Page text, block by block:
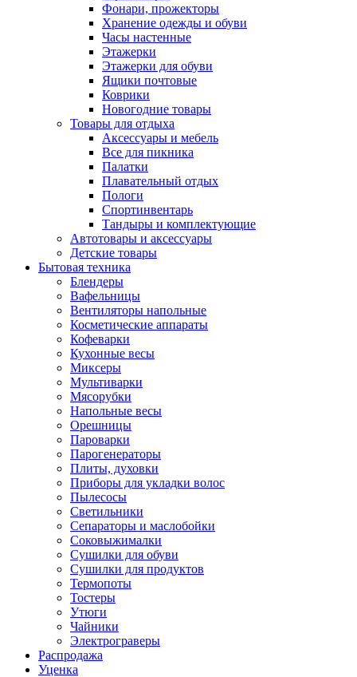
Фонари, прожекторы
Хранение одежды и обуви
Часы настенные
Этажерки
Этажерки для обуви
Ящики почтовые
Коврики
Новогодние товары
Товары для отдыха
Аксессуары и мебель
Все для пикника
Палатки
Плавательный отдых
Пологи
Спортинвентарь
Тандыры и комплектующие
Автотовары и аксессуары
Детские товары
Бытовая техника
Блендеры
Вафельницы
Вентиляторы напольные
Косметические аппараты
Кофеварки
Кухонные весы
Миксеры
Мультиварки
Мясорубки
Напольные весы
Орешницы
Пароварки
Парогенераторы
Плиты, духовки
Приборы для укладки волос
Пылесосы
Светильники
Сепараторы и маслобойки
Соковыжималки
Сушилки для обуви
Сушилки для продуктов
Термопоты
Тостеры
Утюги
Чайники
Электрограверы
Распродажа
Уценка